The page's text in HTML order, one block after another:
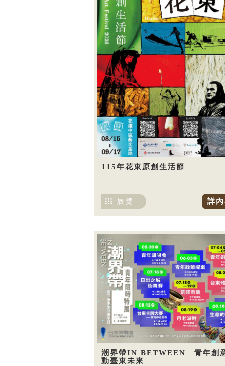
115年花東原創生活節
詳
展覽
潮界帶IN BETWEEN 青年創
動臺東未來